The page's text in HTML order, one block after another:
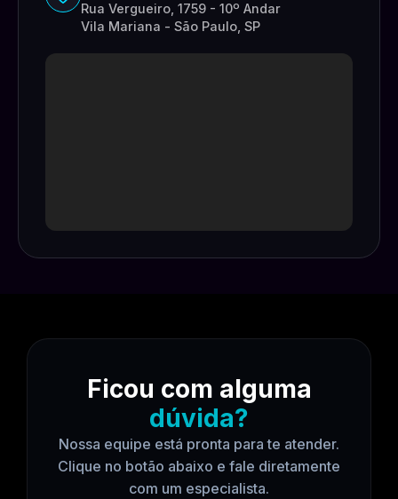
Rua Vergueiro, 1759 - 10º Andar
Vila Mariana - São Paulo, SP
Ficou com alguma
dúvida?
Nossa equipe está pronta para te atender.
Clique no botão abaixo e fale diretamente
com um especialista.